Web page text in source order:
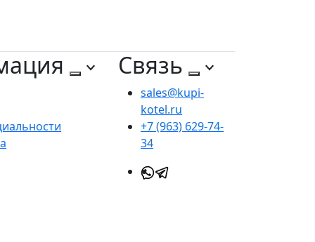
Связь
sales@kupi-
kotel.ru
+7 (963) 629-74-
34